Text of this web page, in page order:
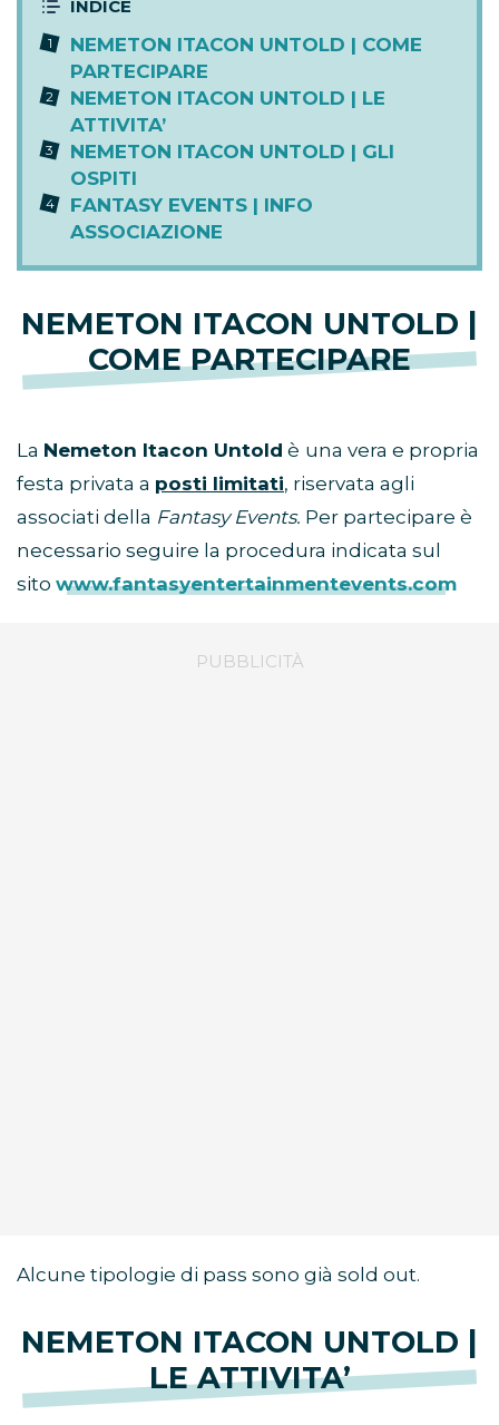
NEMETON ITACON UNTOLD | COME
PARTECIPARE
NEMETON ITACON UNTOLD | LE
ATTIVITA’
NEMETON ITACON UNTOLD | GLI
OSPITI
FANTASY EVENTS | INFO
ASSOCIAZIONE
NEMETON ITACON UNTOLD |
COME PARTECIPARE
La Nemeton Itacon Untold è una vera e propria
festa privata a posti limitati, riservata agli
associati della Fantasy Events. Per partecipare è
necessario seguire la procedura indicata sul
sito www.fantasyentertainmentevents.com
Alcune tipologie di pass sono già sold out.
NEMETON ITACON UNTOLD |
LE ATTIVITA’